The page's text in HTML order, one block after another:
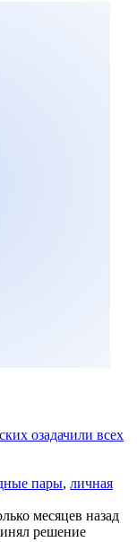
озадачили всех
пары, личная
месяцев назад
решение